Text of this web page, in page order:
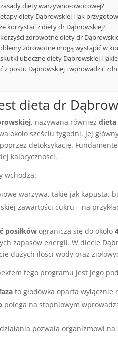
zasady diety warzywno-owocowej?
etapy diety Dąbrowskiej i jak
korzystać z diety dr Dąbrowskiej?
korzyści zdrowotne diety dr
zdrowotne mogą wystąpić w
skutki uboczne diety Dąbrowskiej i
z postu Dąbrowskiej i wprowadzić
dieta dr
, nazywana również
około sześciu tygodni. Jej
poprzez detoksykację.
kaloryczności.
wchodzą:
warzywa, takie jak kapusta,
zawartości cukru – na
posiłków ogranicza się do około
zapasów energii. W diecie
dużych ilości wody oraz
tego programu jest jego
to głodówka oparta
polega na stopniowym
pozwala organizmowi na